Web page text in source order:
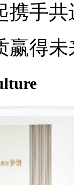
携手
赢得